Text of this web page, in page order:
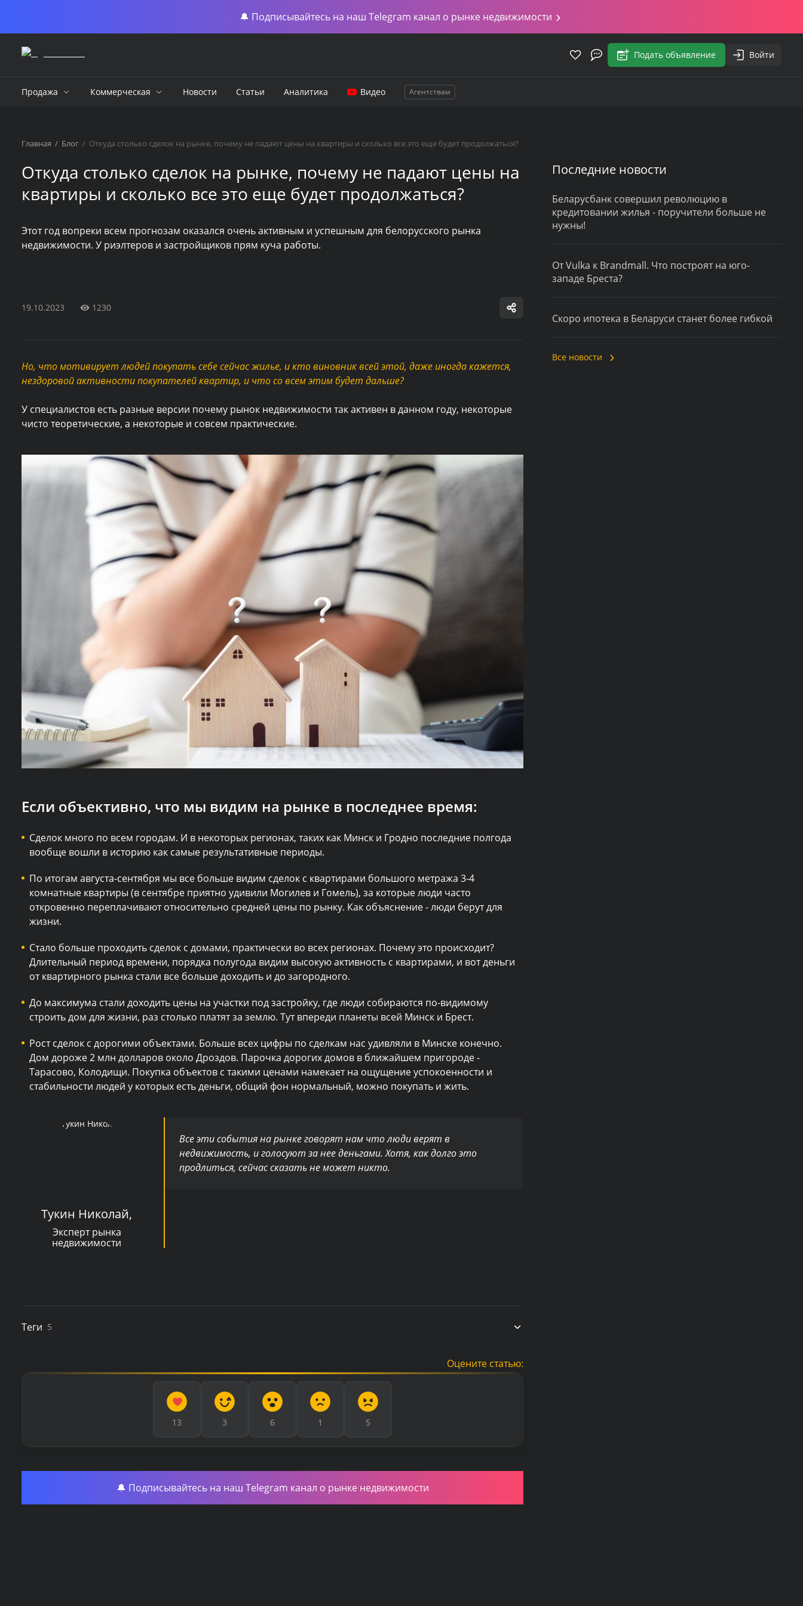
🔔 Подписывайтесь на наш Telegram канал о рынке недвижимости
Подать объявление Войти
Продажа Коммерческая Новости Статьи Аналитика Видео Агентствам
Главная / Блог / Откуда столько сделок на рынке, почему не падают цены на квартиры и сколько все это еще будет продолжаться?
Откуда столько сделок на рынке, почему не падают цены на
квартиры и сколько все это еще будет продолжаться?
Этот год вопреки всем прогнозам оказался очень активным и успешным для белорусского рынка
недвижимости. У риэлтеров и застройщиков прям куча работы.
19.10.2023 1230
Но, что мотивирует людей покупать себе сейчас жилье, и кто виновник всей этой, даже иногда кажется,
нездоровой активности покупателей квартир, и что со всем этим будет дальше?
У специалистов есть разные версии почему рынок недвижимости так активен в данном году, некоторые
чисто теоретические, а некоторые и совсем практические.
Если объективно, что мы видим на рынке в последнее время:
Сделок много по всем городам. И в некоторых регионах, таких как Минск и Гродно последние полгода
вообще вошли в историю как самые результативные периоды.
По итогам августа-сентября мы все больше видим сделок с квартирами большого метража 3-4
комнатные квартиры (в сентябре приятно удивили Могилев и Гомель), за которые люди часто
откровенно переплачивают относительно средней цены по рынку. Как объяснение - люди берут для
жизни.
Стало больше проходить сделок с домами, практически во всех регионах. Почему это происходит?
Длительный период времени, порядка полугода видим высокую активность с квартирами, и вот деньги
от квартирного рынка стали все больше доходить и до загородного.
До максимума стали доходить цены на участки под застройку, где люди собираются по-видимому
строить дом для жизни, раз столько платят за землю. Тут впереди планеты всей Минск и Брест.
Рост сделок с дорогими объектами. Больше всех цифры по сделкам нас удивляли в Минске конечно.
Дом дороже 2 млн долларов около Дроздов. Парочка дорогих домов в ближайшем пригороде -
Тарасово, Колодищи. Покупка объектов с такими ценами намекает на ощущение успокоенности и
стабильности людей у которых есть деньги, общий фон нормальный, можно покупать и жить.
Тукин Николай,
Эксперт рынка
недвижимости
Все эти события на рынке говорят нам что люди верят в
недвижимость, и голосуют за нее деньгами. Хотя, как долго это
продлиться, сейчас сказать не может никто.
Теги 5
Оцените статью:
13 3 6 1 5
🔔 Подписывайтесь на наш Telegram канал о рынке недвижимости
Последние новости
Беларусбанк совершил революцию в
кредитовании жилья - поручители больше не
нужны!
От Vulka к Brandmall. Что построят на юго-
западе Бреста?
Скоро ипотека в Беларуси станет более гибкой
Все новости